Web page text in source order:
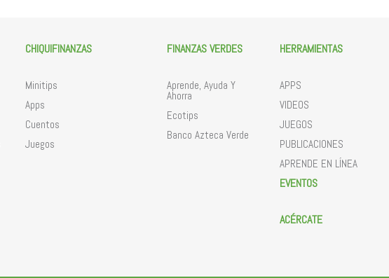
CHIQUIFINANZAS
Minitips
Apps
Cuentos
Juegos
FINANZAS VERDES
Aprende, Ayuda Y
Ahorra
Ecotips
Banco Azteca Verde
HERRAMIENTAS
APPS
VIDEOS
JUEGOS
PUBLICACIONES
APRENDE EN LÍNEA
EVENTOS
ACÉRCATE